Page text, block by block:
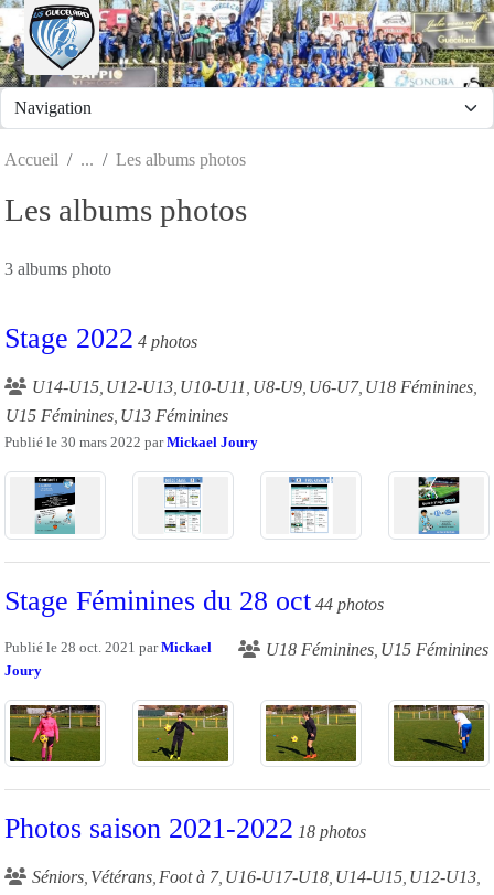
Accueil Les albums photos
Les albums photos
3 albums photo
Stage 2022 4 photos
U14-U15 U12-U13 U10-U11 U8-U9 U6-U7 U18 Féminines
U15 Féminines U13 Féminines
Publié le 30 mars 2022 parMickael Joury
Stage Féminines du 28 oct 44 photos
U18 Féminines U15 Féminines
Publié le 28 oct. 2021 parMickael
Joury
Photos saison 2021-2022 18 photos
Séniors Vétérans Foot à 7 U16-U17-U18 U14-U15 U12-U13
Panneau de gestion des cookies